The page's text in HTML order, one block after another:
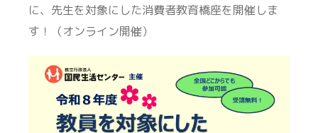
に、先生を対象にした消費者教育橋座を開催しま
す！（オンライン開催）